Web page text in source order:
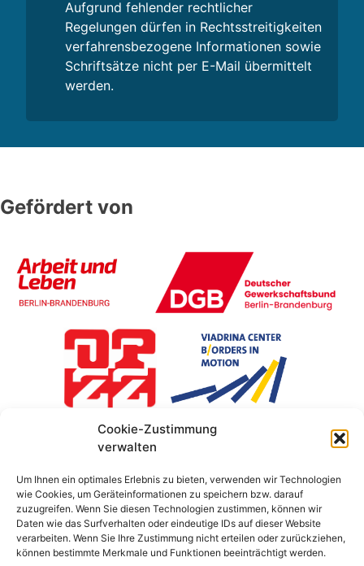
Cookie-Zustimmung
verwalten
Um Ihnen ein optimales Erlebnis zu bieten, verwenden wir Technologien
wie Cookies, um Geräteinformationen zu speichern bzw. darauf
zuzugreifen. Wenn Sie diesen Technologien zustimmen, können wir
Daten wie das Surfverhalten oder eindeutige IDs auf dieser Website
verarbeiten. Wenn Sie Ihre Zustimmung nicht erteilen oder zurückziehen,
können bestimmte Merkmale und Funktionen beeinträchtigt werden.
Aufgrund fehlender rechtlicher
Regelungen dürfen in Rechtsstreitigkeiten
verfahrensbezogene Informationen sowie
Schriftsätze nicht per E-Mail übermittelt
werden.
Gefördert von